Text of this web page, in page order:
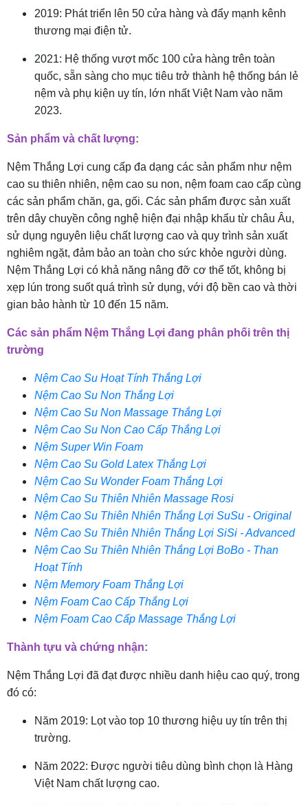
2019: Phát triển lên 50 cửa hàng và đẩy mạnh kênh
thương mại điện tử.
2021: Hệ thống vượt mốc 100 cửa hàng trên toàn
quốc, sẵn sàng cho mục tiêu trở thành hệ thống bán lẻ
nệm và phụ kiện uy tín, lớn nhất Việt Nam vào năm
2023.
Sản phẩm và chất lượng:
Nệm Thắng Lợi cung cấp đa dạng các sản phẩm như nệm
cao su thiên nhiên, nệm cao su non, nệm foam cao cấp cùng
các sản phẩm chăn, ga, gối. Các sản phẩm được sản xuất
trên dây chuyền công nghệ hiện đại nhập khẩu từ châu Âu,
sử dụng nguyên liệu chất lượng cao và quy trình sản xuất
nghiêm ngặt, đảm bảo an toàn cho sức khỏe người dùng.
Nệm Thắng Lợi có khả năng nâng đỡ cơ thể tốt, không bị
xẹp lún trong suốt quá trình sử dụng, với độ bền cao và thời
gian bảo hành từ 10 đến 15 năm.
Các sản phẩm Nệm Thắng Lợi đang phân phối trên thị
trường
Nệm Cao Su Hoạt Tính Thắng Lợi
Nệm Cao Su Non Thắng Lợi
Nệm Cao Su Non Massage Thắng Lợi
Nệm Cao Su Non Cao Cấp Thắng Lợi
Nệm Super Win Foam
Nệm Cao Su Gold Latex Thắng Lợi
Nệm Cao Su Wonder Foam Thắng Lợi
Nệm Cao Su Thiên Nhiên Massage Rosi
Nệm Cao Su Thiên Nhiên Thắng Lợi SuSu - Original
Nệm Cao Su Thiên Nhiên Thắng Lợi SiSi - Advanced
Nệm Cao Su Thiên Nhiên Thắng Lợi BoBo - Than
Hoạt Tính
Nệm Memory Foam Thắng Lợi
Nệm Foam Cao Cấp Thắng Lợi
Nệm Foam Cao Cấp Massage Thắng Lợi
Thành tựu và chứng nhận:
Nệm Thắng Lợi đã đạt được nhiều danh hiệu cao quý, trong
đó có:
Năm 2019: Lọt vào top 10 thương hiệu uy tín trên thị
trường.
Năm 2022: Được người tiêu dùng bình chọn là Hàng
Việt Nam chất lượng cao.